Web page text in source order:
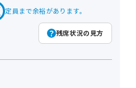
定員まで余裕があります。
残席状況の見方